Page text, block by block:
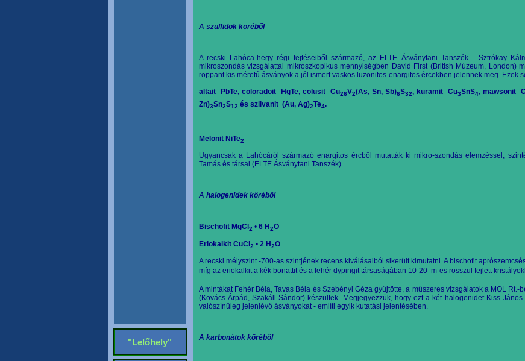
"Lelőhely"
A szulfidok köréből
A recski Lahóca-hegy régi fejtéseiből származó, az ELTE Ásványtani Tanszék - Sztrókay
mikroszondás vizsgálattal mikroszkopikus mennyiségben David First (British Múzeum, London)
roppant kis méretű ásványoka jól ismert vaskos luzonitos-enargitos ércekben jelennek meg. Ezek
altait PbTe, coloradoit HgTe, colusit Cu26V2(As, Sn, Sb)6S32, kuramit Cu3SnS4, mawsonit
Zn)3Sn2S12 és szilvanit (Au, Ag)2Te4.
Melonit NiTe2
Ugyancsak a Lahócáról származó enargitos ércből mutatták ki mikro-szondás elemzéssel,
Tamás és társai (ELTE Ásványtani Tanszék).
A halogenidek köréből
Bischofit MgCl 2 •6 H 2O
Eriokalkit CuCl2 •2 H2O
A recski mélyszint -700-as szintjének recens kiválásaiból sikerült kimutatni. A bischofit
míg az eriokalkit a kék bonattit és a fehér dypingit társaságában 10-20  m-es rosszul fejlett
A mintákat Fehér Béla, Tavas Béla és Szebényi Géza gyűjtötte, a műszeres vizsgálatok a MOL
(Kovács Árpád, Szakáll Sándor) készültek. Megjegyezzük, hogy ezt a két halogenidet Kiss
valószínűleg jelenlévő ásványokat - említi egyik kutatási jelentésében.
A karbonátok köréből